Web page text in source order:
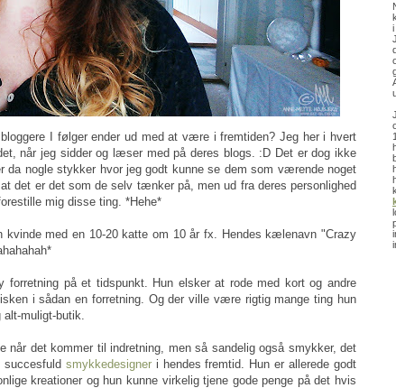
I følger ender ud med at være i fremtiden? Jeg her i hvert
når jeg sidder og læser med på deres blogs. :D Det er dog ikke
da nogle stykker hvor jeg godt kunne se dem som værende noget
det er det som de selv tænker på, men ud fra deres personlighed
mig disse ting. *Hehe*
kvinde med en 10-20 katte om 10 år fx. Hendes kælenavn "Crazy
forretning på et tidspunkt. Hun elsker at rode med kort og andre
i sådan en forretning. Og der ville være rigtig mange ting hun
muligt-butik.
når det kommer til indretning, men så sandelig også smykker, det
succesfuld smykkedesigneri hendes fremtid. Hun er allerede godt
kreationer og hun kunne virkelig tjene gode penge på det hvis
i